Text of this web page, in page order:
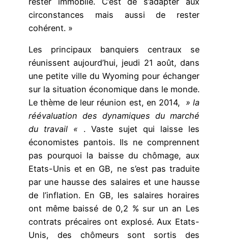
circonstances mais aussi de rester
cohérent. »
Les principaux banquiers centraux se
réunissent aujourd’hui, jeudi 21 août, dans
une petite ville du Wyoming pour échanger
sur la situation économique dans le monde.
Le thème de leur réunion est, en 2014, » la
réévaluation des dynamiques du marché
du travail « . Vaste sujet qui laisse les
économistes pantois. Ils ne comprennent
pas pourquoi la baisse du chômage, aux
Etats-Unis et en GB, ne s’est pas traduite
par une hausse des salaires et une hausse
de l’inflation. En GB, les salaires horaires
ont même baissé de 0,2 % sur un an Les
contrats précaires ont explosé. Aux Etats-
Unis, des chômeurs sont sortis des